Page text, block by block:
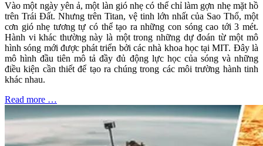
Vào một ngày yên ả, một làn gió nhẹ có thể chỉ làm gợn nhẹ mặt hồ
trên Trái Đất. Nhưng trên Titan, vệ tinh lớn nhất của Sao Thổ, một
cơn gió nhẹ tương tự có thể tạo ra những con sóng cao tới 3 mét.
Hành vi khác thường này là một trong những dự đoán từ một mô
hình sóng mới được phát triển bởi các nhà khoa học tại MIT. Đây là
mô hình đầu tiên mô tả đầy đủ động lực học của sóng và những
điều kiện cần thiết để tạo ra chúng trong các môi trường hành tinh
khác nhau.
Read more …